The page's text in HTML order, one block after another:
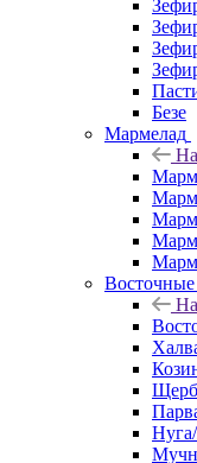
Безе
Мармелад
Восточные